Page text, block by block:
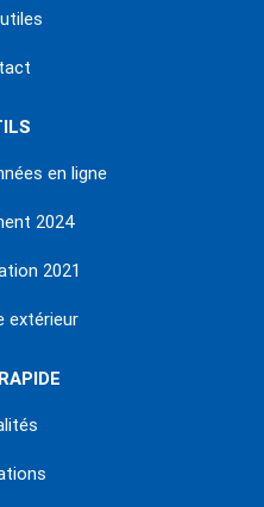
en ligne
2024
2021
extérieur